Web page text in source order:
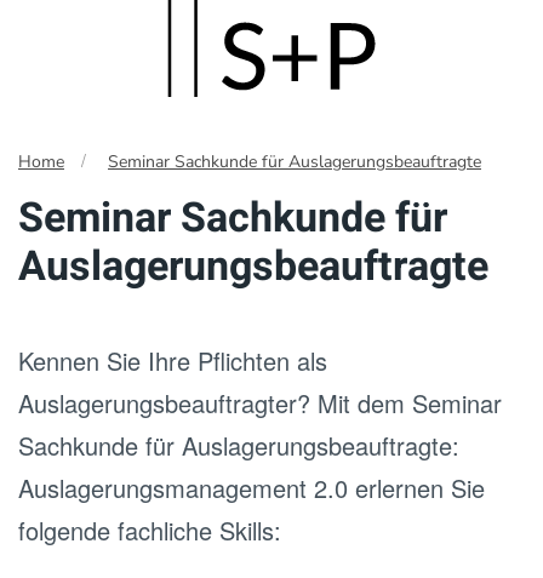
main
content
Home Seminar Sachkunde für Auslagerungsbeauftragte
Seminar Sachkunde für
Auslagerungsbeauftragte
Kennen Sie Ihre Pflichten als
Auslagerungsbeauftragter? Mit dem Seminar
Sachkunde für Auslagerungsbeauftragte:
Auslagerungsmanagement 2.0 erlernen Sie
folgende fachliche Skills: